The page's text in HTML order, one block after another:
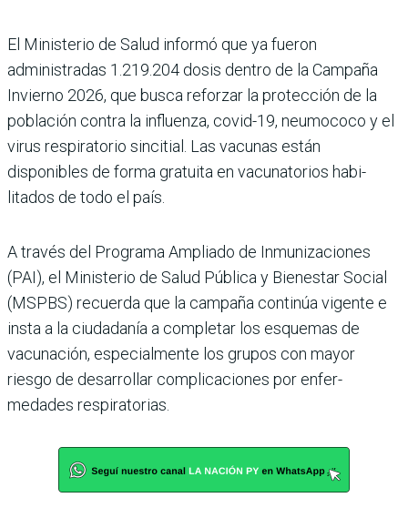
El Ministerio de Salud informó que ya fue­ron
administradas 1.219.204 dosis dentro de la Campaña
Invierno 2026, que busca reforzar la protección de la
población contra la influenza, covid-19, neumococo y el
virus respiratorio sincitial. Las vacu­nas están
disponibles de forma gratuita en vacunatorios habi­
litados de todo el país.
A través del Programa Ampliado de Inmunizacio­nes
(PAI), el Ministerio de Salud Pública y Bienestar Social
(MSPBS) recuerda que la campaña continúa vigente e
insta a la ciudadanía a com­pletar los esquemas de
vacuna­ción, especialmente los grupos con mayor
riesgo de desarro­llar complicaciones por enfer­
medades respiratorias.